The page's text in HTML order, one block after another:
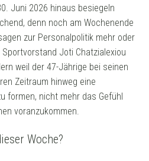
Juni 2026 hinaus besiegeln
denn noch am Wochenende
zur Personalpolitik mehr oder
Joti Chatzialexiou
weil der 47-Jährige bei seinen
Zeitraum hinweg eine
formen, nicht mehr das Gefühl
voranzukommen.
Woche?